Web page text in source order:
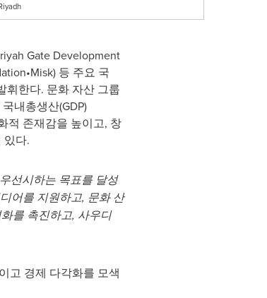
Gate Development
등 주요 국
휘한다. 문화 자산 그룹
내총생산(GDP)
적 존재감을 높이고, 창
있다.
우선시하는 목표를 달성
어를 지원하고, 문화 산
를 촉진하고, 사우디
고 경제 다각화를 모색